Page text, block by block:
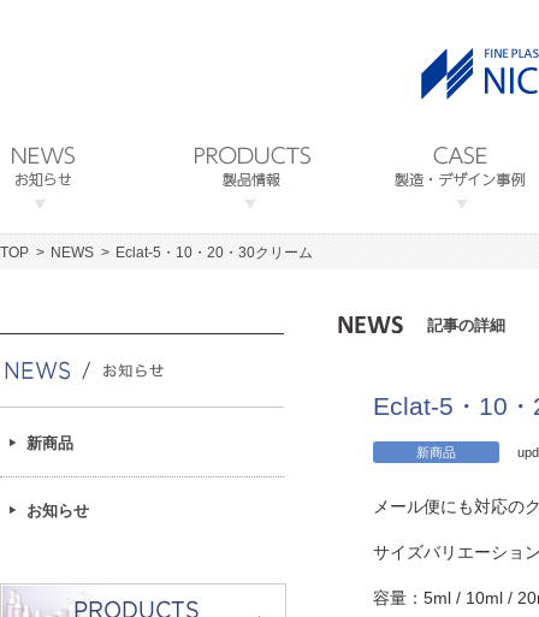
TOP NEWS Eclat-5・10・20・30クリーム
記事の詳細
Eclat-5・10
新商品
メール便にも対応の
サイズバリエーショ
容量：5ml / 10ml /
新商品
お知らせ